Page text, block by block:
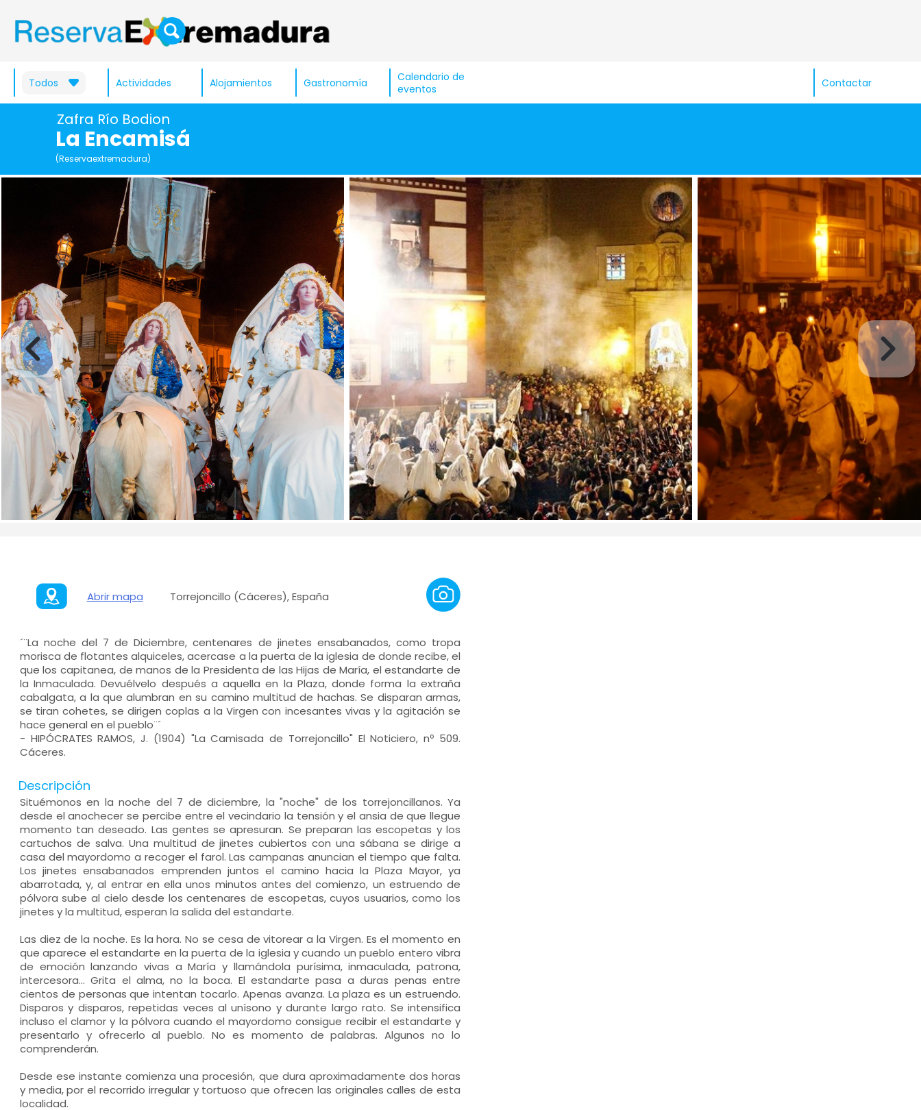
Todos Actividades Alojamientos Gastronomía
Calendario de
eventos
Contactar
Zafra Río Bodion
La Encamisá
(Reservaextremadura)
Abrir mapa Torrejoncillo (Cáceres), España
´¨La noche del 7 de Diciembre, centenares de jinetes ensabanados, como tropa
morisca de flotantes alquiceles, acercase a la puerta de la iglesia de donde recibe, el
que los capitanea, de manos de la Presidenta de las Hijas de María, el estandarte de
la Inmaculada. Devuélvelo después a aquella en la Plaza, donde forma la extraña
cabalgata, a la que alumbran en su camino multitud de hachas. Se disparan armas,
se tiran cohetes, se dirigen coplas a la Virgen con incesantes vivas y la agitación se
hace general en el pueblo¨´
- HIPÓCRATES RAMOS, J. (1904) "La Camisada de Torrejoncillo" El Noticiero, nº 509.
Cáceres.
Descripción
Situémonos en la noche del 7 de diciembre, la "noche" de los torrejoncillanos. Ya
desde el anochecer se percibe entre el vecindario la tensión y el ansia de que llegue
momento tan deseado. Las gentes se apresuran. Se preparan las escopetas y los
cartuchos de salva. Una multitud de jinetes cubiertos con una sábana se dirige a
casa del mayordomo a recoger el farol. Las campanas anuncian el tiempo que falta.
Los jinetes ensabanados emprenden juntos el camino hacia la Plaza Mayor, ya
abarrotada, y, al entrar en ella unos minutos antes del comienzo, un estruendo de
pólvora sube al cielo desde los centenares de escopetas, cuyos usuarios, como los
jinetes y la multitud, esperan la salida del estandarte.
Las diez de la noche. Es la hora. No se cesa de vitorear a la Virgen. Es el momento en
que aparece el estandarte en la puerta de la iglesia y cuando un pueblo entero vibra
de emoción lanzando vivas a María y llamándola purísima, inmaculada, patrona,
intercesora... Grita el alma, no la boca. El estandarte pasa a duras penas entre
cientos de personas que intentan tocarlo. Apenas avanza. La plaza es un estruendo.
Disparos y disparos, repetidas veces al unísono y durante largo rato. Se intensifica
incluso el clamor y la pólvora cuando el mayordomo consigue recibir el estandarte y
presentarlo y ofrecerlo al pueblo. No es momento de palabras. Algunos no lo
comprenderán.
Desde ese instante comienza una procesión, que dura aproximadamente dos horas
y media, por el recorrido irregular y tortuoso que ofrecen las originales calles de esta
localidad.